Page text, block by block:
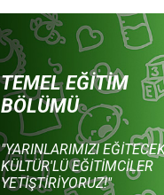
TEMEL EĞITIM
BÖLÜMÜ
"YARINLARIMIZI
KÜLTÜR'LÜ EĞITIMCILER
YETIŞTIRIYORUZ!"